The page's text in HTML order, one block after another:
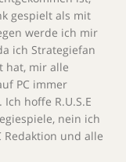
gespielt als mit
werde ich mir
ich Strategiefan
hat, mir alle
PC immer
hoffe R.U.S.E
nein ich
Redaktion und alle